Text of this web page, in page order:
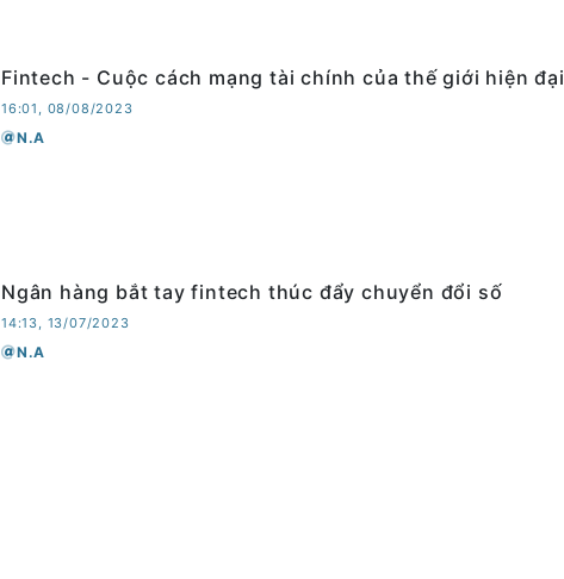
Fintech - Cuộc cách mạng tài chính của thế giới hiện đại
16:01, 08/08/2023
N.A
Ngân hàng bắt tay fintech thúc đẩy chuyển đổi số
14:13, 13/07/2023
N.A